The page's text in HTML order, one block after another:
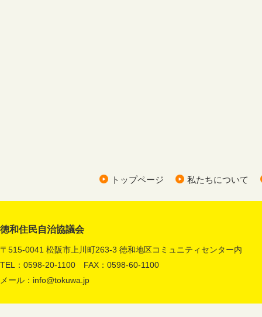
トップページ 私たちについて
徳和住民自治協議会
〒515-0041 松阪市上川町263-3 徳和地区コミュニティセンター内
TEL：0598-20-1100 FAX：0598-60-1100
メール： info@tokuwa.jp